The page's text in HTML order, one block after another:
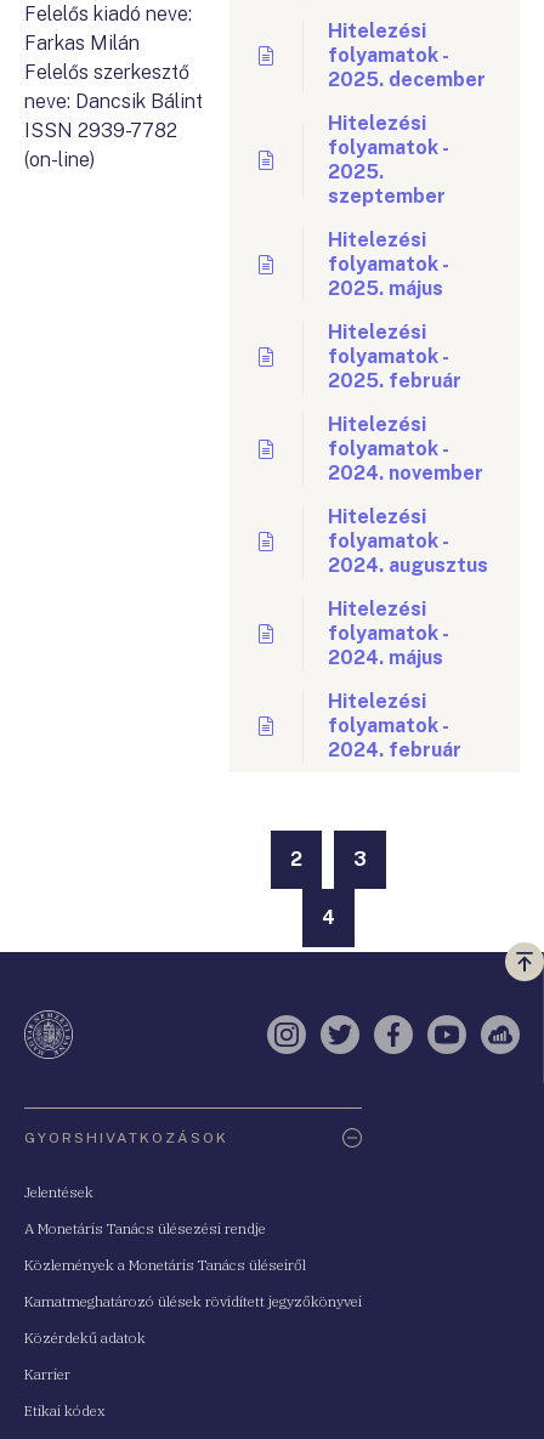
Felelős kiadó neve:
Farkas Milán
Felelős szerkesztő
neve: Dancsik Bálint
ISSN 2939-7782
(on-line)
Hitelezési
folyamatok -
2025. december
Hitelezési
folyamatok -
2025.
szeptember
Hitelezési
folyamatok -
2025. május
Hitelezési
folyamatok -
2025. február
Hitelezési
folyamatok -
2024. november
Hitelezési
folyamatok -
2024. augusztus
Hitelezési
folyamatok -
2024. május
Hitelezési
folyamatok -
2024. február
2 3
4
a
Instagram
TwitterFacebook
YouTube
GYORSHIVATKOZÁSOK
Jelentések
A Monetáris Tanács ülésezési rendje
Közlemények a Monetáris Tanács üléseiről
Kamatmeghatározó ülések rövidített jegyzőkönyvei
Közérdekű adatok
Karrier
Etikai kódex